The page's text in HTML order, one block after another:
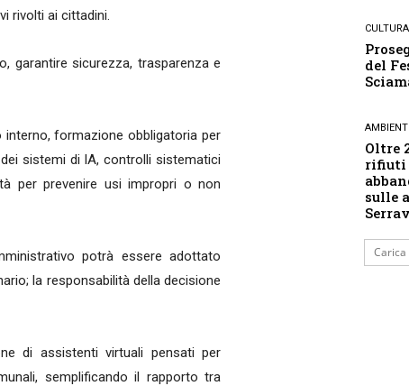
rivolti ai cittadini.
garantire sicurezza, trasparenza e
formazione obbligatoria per
sistemi di IA, controlli sistematici
per prevenire usi impropri o non
potrà essere adottato
la responsabilità della decisione
di assistenti virtuali pensati per
semplificando il rapporto tra
CULTURA
del
Oltre
rifiuti
sulle